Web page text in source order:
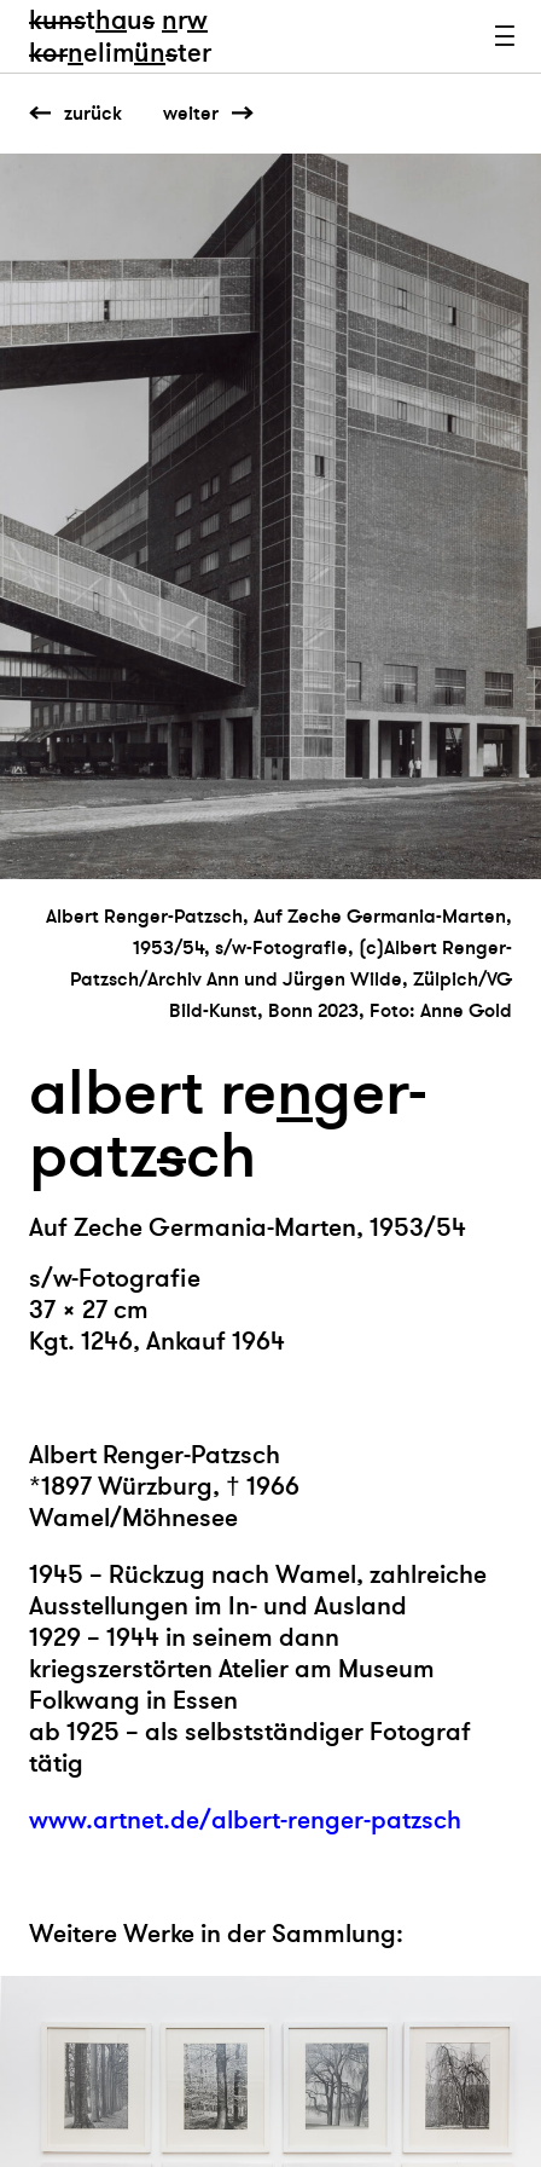
kunsthaus nrw
kornelimünster
zurück weiter
Albert Renger-Patzsch, Auf Zeche Germania-Marten,
1953/54, s/w-Fotografie, (c)Albert Renger-
Patzsch/Archiv Ann und Jürgen Wilde, Zülpich/VG
Bild-Kunst, Bonn 2023, Foto: Anne Gold
albert renger-
patzsch
Auf Zeche Germania-Marten, 1953/54
s/w-Fotografie
37 × 27 cm
Kgt. 1246, Ankauf 1964
Albert Renger-Patzsch
*1897 Würzburg, † 1966
Wamel/Möhnesee
1945 – Rückzug nach Wamel, zahlreiche
Ausstellungen im In- und Ausland
1929 – 1944 in seinem dann
kriegszerstörten Atelier am Museum
Folkwang in Essen
ab 1925 – als selbstständiger Fotograf
tätig
www.artnet.de/albert-renger-patzsch
Weitere Werke in der Sammlung: